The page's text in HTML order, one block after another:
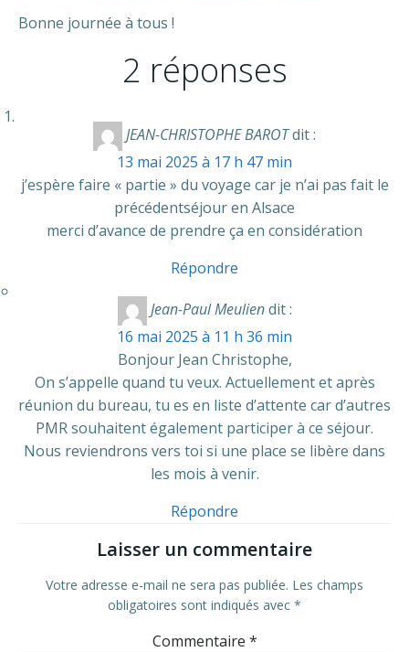
Bonne journée à tous !
2 réponses
JEAN-CHRISTOPHE BAROTdit :
13 mai 2025 à 17 h 47 min
j’espère faire « partie » du voyage car je n’ai pas fait le
précédentséjour en Alsace
merci d’avance de prendre ça en considération
Répondre
Jean-Paul Meulien dit :
16 mai 2025 à 11 h 36 min
Bonjour Jean Christophe,
On s’appelle quand tu veux. Actuellement et après
réunion du bureau, tu es en liste d’attente car d’autres
PMR souhaitent également participer à ce séjour.
Nous reviendrons vers toi si une place se libère dans
les mois à venir.
Répondre
Laisser un commentaire
Votre adresse e-mail ne sera pas publiée. Les champs
obligatoires sont indiqués avec *
Commentaire *